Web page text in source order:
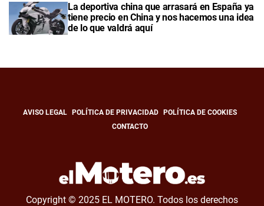
La deportiva china que arrasará en España ya
tiene precio en China y nos hacemos una idea
de lo que valdrá aquí
AVISO LEGAL POLÍTICA DE PRIVACIDAD
POLÍTICA DE COOKIES
CONTACTO
Copyright © 2025 EL MOTERO. Todos los derechos